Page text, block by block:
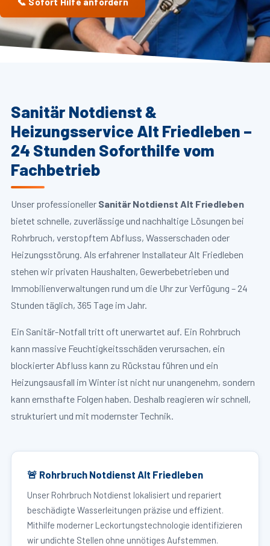
Sanitär Notdienst &
Heizungsservice Alt Friedleben –
24 Stunden Soforthilfe vom
Fachbetrieb
Unser professioneller Sanitär Notdienst Alt Friedleben
bietet schnelle, zuverlässige und nachhaltige Lösungen bei
Rohrbruch, verstopftem Abfluss, Wasserschaden oder
Heizungsstörung. Als erfahrener Installateur Alt Friedleben
stehen wir privaten Haushalten, Gewerbebetrieben und
Immobilienverwaltungen rund um die Uhr zur Verfügung – 24
Stunden täglich, 365 Tage im Jahr.
Ein Sanitär-Notfall tritt oft unerwartet auf. Ein Rohrbruch
kann massive Feuchtigkeitsschäden verursachen, ein
blockierter Abfluss kann zu Rückstau führen und ein
Heizungsausfall im Winter ist nicht nur unangenehm, sondern
kann ernsthafte Folgen haben. Deshalb reagieren wir schnell,
strukturiert und mit modernster Technik.
🚨 Rohrbruch Notdienst Alt Friedleben
Unser Rohrbruch Notdienst lokalisiert und repariert
beschädigte Wasserleitungen präzise und effizient.
Mithilfe moderner Leckortungstechnologie identifizieren
wir undichte Stellen ohne unnötiges Aufstemmen.